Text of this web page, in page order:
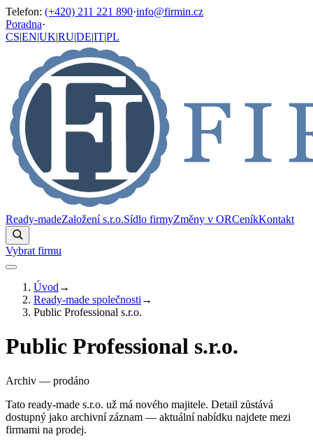
Telefon: (+420) 211 221 890·info@firmin.cz
Poradna·
CS|EN|UK|RU|DE|IT|PL
Ready-madeZaložení s.r.o.Sídlo firmyZměny v ORCeníkKontakt
Vybrat firmu
Úvod →
Ready-made společnosti →
Public Professional s.r.o.
Public Professional s.r.o.
Archiv — prodáno
Tato ready-made s.r.o. už má nového majitele. Detail zůstává
dostupný jako archivní záznam — aktuální nabídku najdete mezi
firmami na prodej.